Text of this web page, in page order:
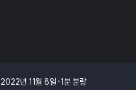
2022년 11월 8일 1분 분량